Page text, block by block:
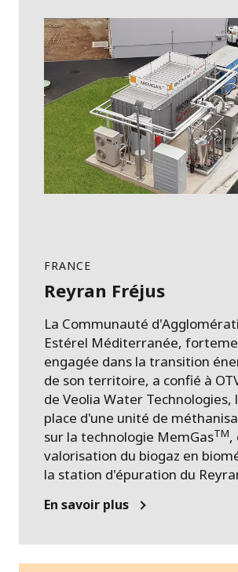
FRANCE
Reyran Fréjus
La Communauté
Estérel Méditerranée,
engagée dans la transition
de son territoire, a confié à
de Veolia Water Technologies,
place d'une unité de
sur la technologie MemGasTM,
valorisation du biogaz en
la station d'épuration du
En savoir plus